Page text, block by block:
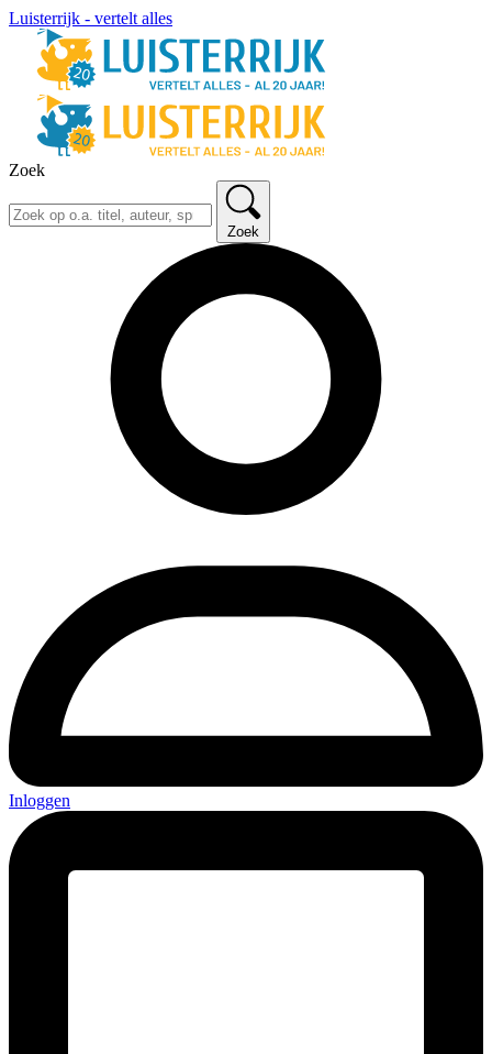
Luisterrijk - vertelt alles
Zoek
Zoek
Inloggen